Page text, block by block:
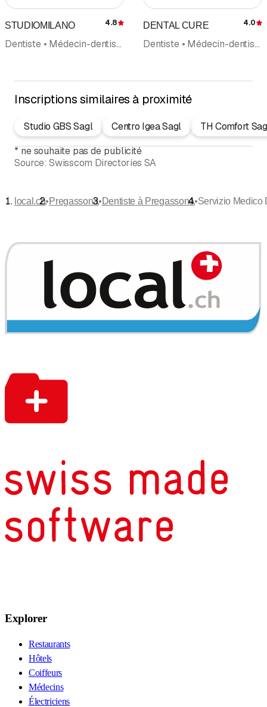
STUDIOMILANO Évaluation
4.8
Dentiste • Médecin-dentiste • Médecin-dentiste de garde
DENTAL CURE 4.0
Dentiste • Médecin-dentiste • Hygiéniste dentaire • Orthodontie • Chirurgie orale • Parodontologie • Blanchiment dentaire • Médecine dentaire reconstructive
Inscriptions similaires à proximité
Studio GBS Sagl Centro Igea Sagl
TH Comfort
*ne souhaite pas de publicité
Source: Swisscom Directories SA
local.ch•Pregassona•Dentiste à Pregassona•Servizio Medico
Explorer
Restaurants
Hôtels
Coiffeurs
Médecins
Électriciens